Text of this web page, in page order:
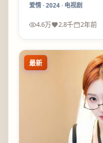
爱情·2024· 电视剧
4.6万 2.8千 2年前
最新